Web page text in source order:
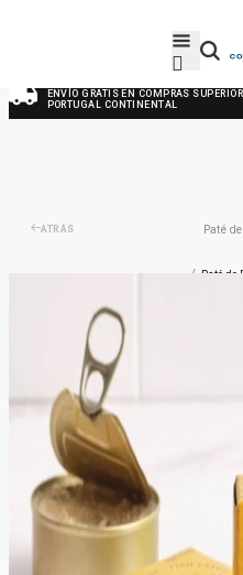
ENVÍO GRATIS EN COMPRAS
PORTUGAL CONTINENTAL
ATRÁS Paté
/ Paté de